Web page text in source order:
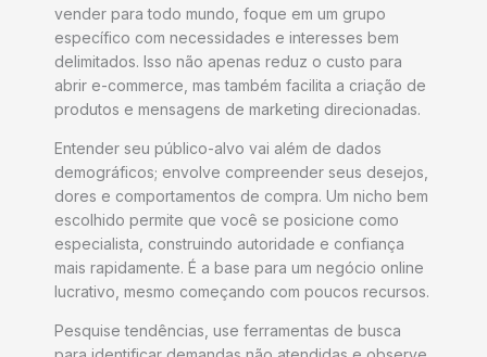
vender para todo mundo, foque em um grupo
específico com necessidades e interesses bem
delimitados. Isso não apenas reduz o custo para
abrir e-commerce, mas também facilita a criação de
produtos e mensagens de marketing direcionadas.
Entender seu público-alvo vai além de dados
demográficos; envolve compreender seus desejos,
dores e comportamentos de compra. Um nicho bem
escolhido permite que você se posicione como
especialista, construindo autoridade e confiança
mais rapidamente. É a base para um negócio online
lucrativo, mesmo começando com poucos recursos.
Pesquise tendências, use ferramentas de busca